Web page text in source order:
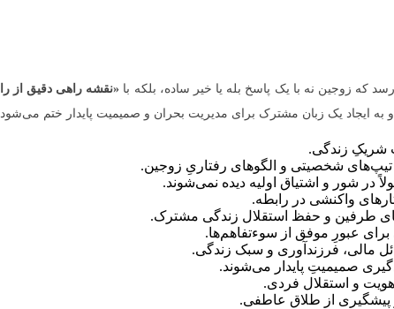
که زوجین نه با یک پاسخ بله یا خیر ساده، بلکه با «نقشه راهی دقیق از
ایجاد یک زبان مشترک برای مدیریت بحران و صمیمیت پایدار ختم
شریکِ زندگی.
تیپ‌های شخصیتی و الگوهای رفتاریِ زوجین.
در شور و اشتیاق اولیه دیده نمی‌شوند.
واکنشی در رابطه.
طرفین و حفظ استقلال زندگی مشترک.
عبورِ موفق از سوءتفاهم‌ها.
مالی، فرزندآوری و سبک زندگی.
صمیمیتِ پایدار می‌شوند.
و استقلال فردی.
از طلاق عاطفی.